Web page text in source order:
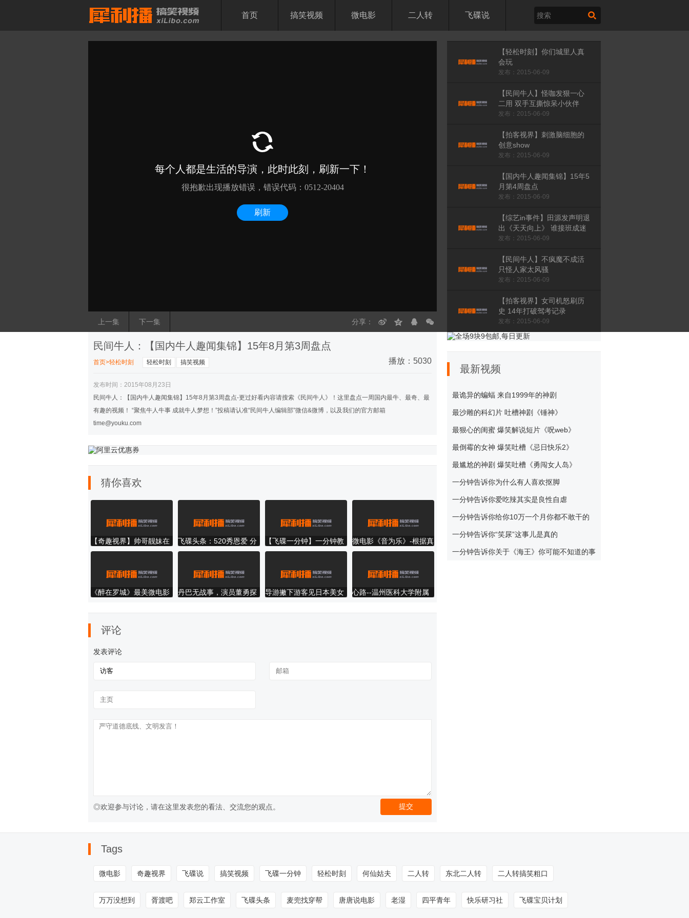
首页 搞笑视频 微电影 二人转 飞碟说
上一集 下一集 分享：
【轻松时刻】你们城里人真
会玩
发布：2015-06-09
【民间牛人】怪咖发狠一心
二用 双手互撕惊呆小伙伴
发布：2015-06-09
【拍客视界】刺激脑细胞的
创意show
发布：2015-06-09
【国内牛人趣闻集锦】15年5
月第4周盘点
发布：2015-06-09
【综艺in事件】田源发声明退
出《天天向上》 谁接班成迷
发布：2015-06-09
【民间牛人】不疯魔不成活
只怪人家太风骚
发布：2015-06-09
【拍客视界】女司机怒刷历
史 14年打破驾考记录
发布：2015-06-09
【综艺in事件】冰临晨下
月第2周盘点
【综艺in事件】GD暗讽EXO
不懂创作 罗志祥被曝年底娶
网红
发布：2015-07-03
【轻松时刻】阿西吧！你为
毛不按套路出牌
发布：2015-07-03
油制作全过程 秒变新鲜压榨
【轻松时刻】绝世损友满足
发布：2015-07-03
民间牛人：【国内牛人趣闻集锦】15年8月第3周盘点
首页>轻松时刻 轻松时刻 搞笑视频 播放：5030
发布时间：2015年08月23日
民间牛人：【国内牛人趣闻集锦】15年8月第3周盘点-更过好看内容请搜索《民间牛人》！这里盘点一周国内最牛、最奇、最
有趣的视频！ “聚焦牛人牛事 成就牛人梦想！”投稿请认准“民间牛人编辑部”微信&微博，以及我们的官方邮箱
time@youku.com
猜你喜欢
【奇趣视界】帅哥靓妹在
沙滩上是这个样子的
飞碟头条：520秀恩爱 分
得快!
【飞碟一分钟】一分钟教
你远离香港脚
微电影《音为乐》-根据真
实故事改编
《醉在罗城》最美微电影
丹巴无战事，演员董勇探
导游撇下游客见日本美女
心路--温州医科大学附属
评论
发表评论
◎欢迎参与讨论，请在这里发表您的看法、交流您的观点。
最新视频
最诡异的蝙蝠 来自1999年的神剧
最沙雕的科幻片 吐槽神剧《锤神》
最狠心的闺蜜 爆笑解说短片《呪web》
最倒霉的女神 爆笑吐槽《忌日快乐2》
最尴尬的神剧 爆笑吐槽《勇闯女人岛》
一分钟告诉你为什么有人喜欢抠脚
一分钟告诉你爱吃辣其实是良性自虐
一分钟告诉你给你10万一个月你都不敢干的
工作
一分钟告诉你“笑尿”这事儿是真的
一分钟告诉你关于《海王》你可能不知道的事
Tags
微电影 奇趣视界 飞碟说 搞笑视频 飞碟一分钟 轻松时刻 何仙姑夫 二人转 东北二人转 二人转搞笑粗口
万万没想到 胥渡吧 郑云工作室 飞碟头条 麦兜找穿帮 唐唐说电影 老湿 四平青年 快乐研习社 飞碟宝贝计划